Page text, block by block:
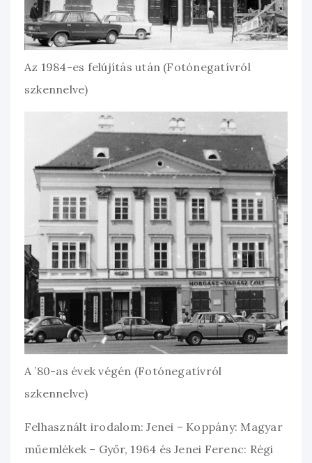
Az 1984-es felújítás után (Fotónegatívról
szkennelve)
A ’80-as évek végén (Fotónegatívról
szkennelve)
Felhasznált irodalom: Jenei – Koppány: Magyar
műemlékek – Győr, 1964 és Jenei Ferenc: Régi